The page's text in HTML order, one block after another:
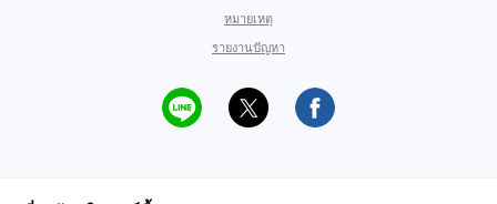
หมายเหตุ
รายงานปัญหา